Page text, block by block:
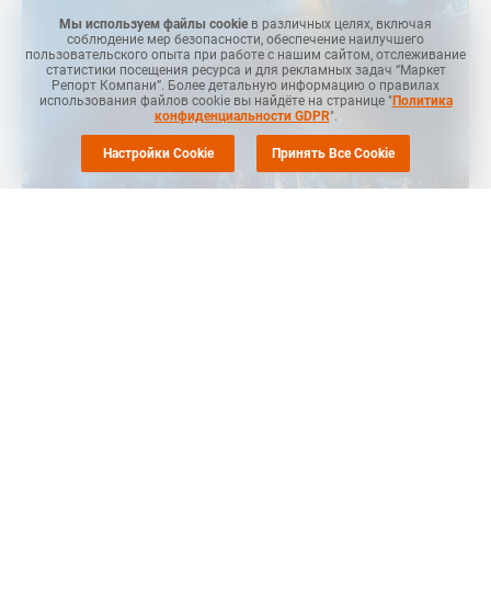
Мы используем файлы cookie в различных целях, включая
соблюдение мер безопасности, обеспечение наилучшего
пользовательского опыта при работе с нашим сайтом, отслеживание
статистики посещения ресурса и для рекламных задач “Маркет
Репорт Компани”. Более детальную информацию о правилах
использования файлов cookie вы найдёте на странице " Политика
конфиденциальности GDPR".
Настройки Cookie Принять Все Cookie